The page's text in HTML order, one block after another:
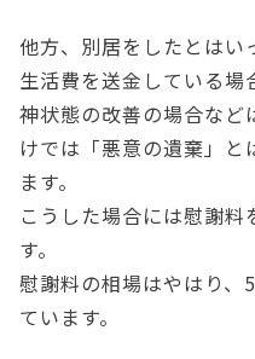
他方、別居をしたとはい
生活費を送金している
神状態の改善の場合など
けでは「悪意の遺棄」と
ます。
こうした場合には慰謝
す。
慰謝料の相場はやはり、
ています。